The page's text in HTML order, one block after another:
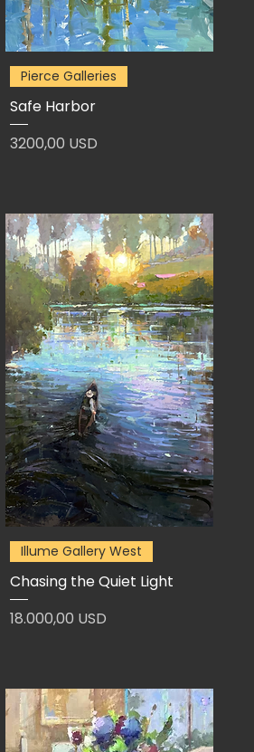
Pierce Galleries
Safe Harbor
Prezzo
3200,00 USD
Illume Gallery West
Chasing the Quiet Light
Prezzo
18.000,00 USD